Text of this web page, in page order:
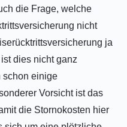
die Frage, welche
nicht
ja
dies nicht ganz
schon einige
Vorsicht ist das
die Stornokosten hier